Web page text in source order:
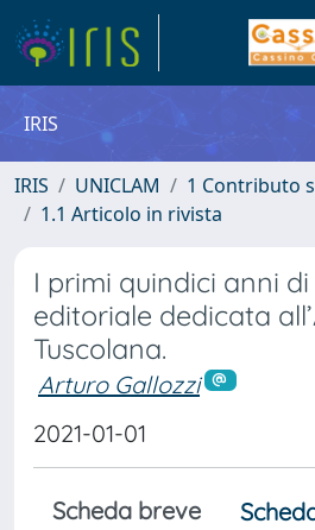
IRIS
IRIS UNICLAM
1 Contributo
1.1 Articolo in rivista
I primi quindici anni
editoriale dedicata
Tuscolana.
Arturo Gallozzi
2021-01-01
Scheda breve